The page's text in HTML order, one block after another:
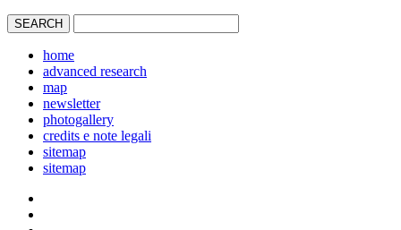
home
advanced research
map
newsletter
photogallery
credits e note legali
sitemap
sitemap